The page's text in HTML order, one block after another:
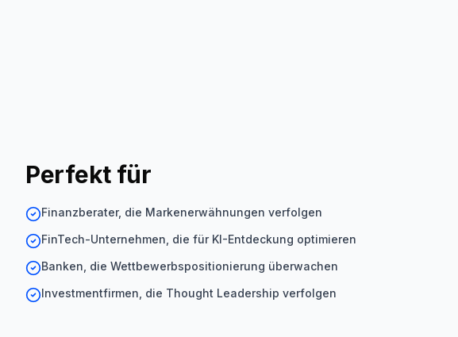
Perfekt für
Finanzberater, die Markenerwähnungen verfolgen
FinTech-Unternehmen, die für KI-Entdeckung optimieren
Banken, die Wettbewerbspositionierung überwachen
Investmentfirmen, die Thought Leadership verfolgen